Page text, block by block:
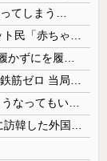
てしまう…